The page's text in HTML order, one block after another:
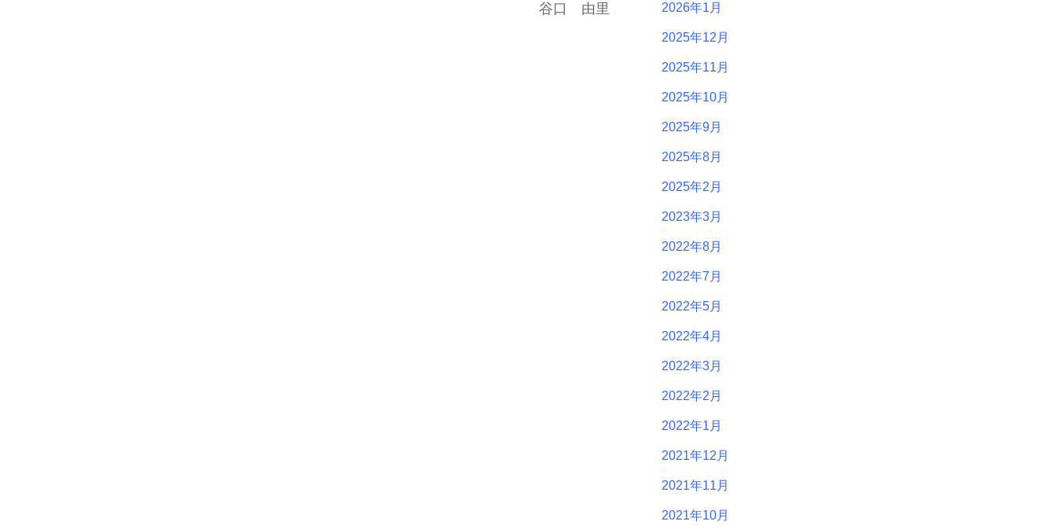
谷口 由里 2026年1月
2025年12月
2025年11月
2025年10月
2025年9月
2025年8月
2025年2月
2023年3月
2022年8月
2022年7月
2022年5月
2022年4月
2022年3月
2022年2月
2022年1月
2021年12月
2021年11月
2021年10月